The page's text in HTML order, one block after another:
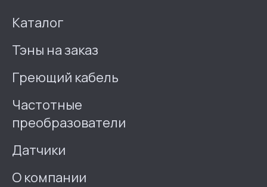
Каталог
Тэны на заказ
Греющий кабель
Частотные
преобразователи
Датчики
О компании